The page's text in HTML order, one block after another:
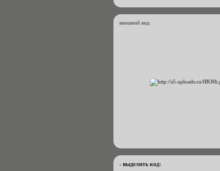
внешний вид
- выделить код: